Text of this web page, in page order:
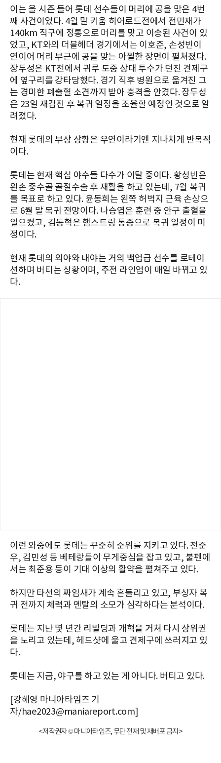
이는 올 시즌 들어 롯데 선수들이 머리에 공을 맞은 4번
째 사건이었다. 4월 말 키움 히어로드전에서 전민재가
140km 직구에 정통으로 머리를 맞고 이송된 사건이 있
었고, KT와의 더블헤더 경기에서는 이호준, 손성빈이
연이어 머리 부근에 공을 맞는 아찔한 장면이 펼쳐졌다.
장두성은 KT전에서 귀루 도중 상대 투수가 던진 견제구
에 옆구리를 강타당했다. 경기 직후 병원으로 옮겨진 그
는 경미한 폐출혈 소견까지 받아 충격을 안겼다. 장두성
은 23일 재검진 후 복귀 일정을 조율할 예정인 것으로 알
려졌다.
현재 롯데의 부상 상황은 우연이라기엔 지나치게 반복적
이다.
롯데는 현재 핵심 야수들 다수가 이탈 중이다. 황성빈은
왼손 중수골 골절수술 후 재활을 하고 있는데, 7월 복귀
를 목표로 하고 있다. 윤동희는 왼쪽 허벅지 근육 손상으
로 6월 말 복귀 전망이다. 나승엽은 훈련 중 안구 출혈을
일으켰고, 김동혁은 햄스트링 통증으로 복귀 일정이 미
정이다.
현재 롯데의 외야와 내야는 거의 백업급 선수를 로테이
션하며 버티는 상황이며, 주전 라인업이 매일 바뀌고 있
다.
이런 와중에도 롯데는 꾸준히 순위를 지키고 있다. 전준
우, 김민성 등 베테랑들이 무게중심을 잡고 있고, 불펜에
서는 최준용 등이 기대 이상의 활약을 펼쳐주고 있다.
하지만 타선의 짜임새가 계속 흔들리고 있고, 부상자 복
귀 전까지 체력과 멘탈의 소모가 심각하다는 분석이다.
롯데는 지난 몇 년간 리빌딩과 개혁을 거쳐 다시 상위권
을 노리고 있는데, 헤드샷에 울고 견제구에 쓰러지고 있
다.
롯데는 지금, 야구를 하고 있는 게 아니다. 버티고 있다.
[강해영 마니아타임즈 기
자/hae2023@maniareport.com]
<저작권자 © 마니아타임즈, 무단 전재 및 재배포 금지>